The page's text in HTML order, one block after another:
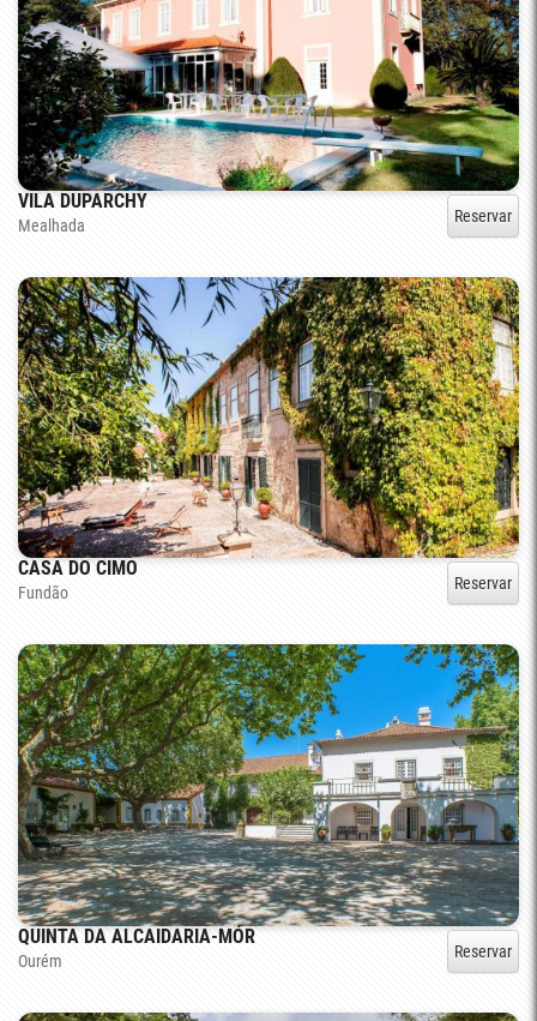
VILA DUPARCHY
Mealhada Reservar
CASA DO CIMO
Fundão Reservar
QUINTA DA ALCAIDARIA-MÓR
Ourém Reservar